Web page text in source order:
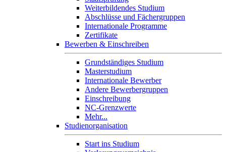
Weiterbildendes Studium
Abschlüsse und Fächergruppen
Internationale Programme
Zertifikate
Bewerben & Einschreiben
Grundständiges Studium
Masterstudium
Internationale Bewerber
Andere Bewerbergruppen
Einschreibung
NC-Grenzwerte
Mehr...
Studienorganisation
Start ins Studium